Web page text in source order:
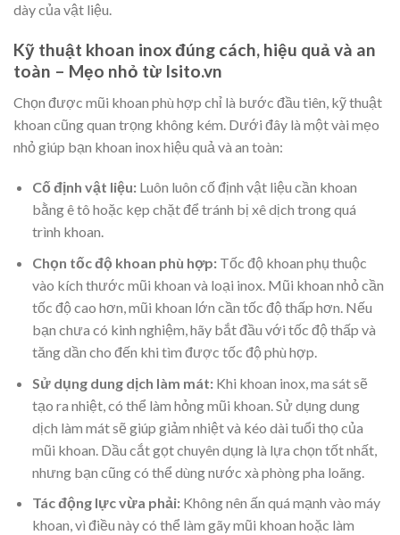
dày của vật liệu.
Kỹ thuật khoan inox đúng cách, hiệu quả và an
toàn – Mẹo nhỏ từ Isito.vn
Chọn được mũi khoan phù hợp chỉ là bước đầu tiên, kỹ thuật
khoan cũng quan trọng không kém. Dưới đây là một vài mẹo
nhỏ giúp bạn khoan inox hiệu quả và an toàn:
Cố định vật liệu:Luôn luôn cố định vật liệu cần khoan
bằng ê tô hoặc kẹp chặt để tránh bị xê dịch trong quá
trình khoan.
Chọn tốc độ khoan phù hợp:Tốc độ khoan phụ thuộc
vào kích thước mũi khoan và loại inox. Mũi khoan nhỏ cần
tốc độ cao hơn, mũi khoan lớn cần tốc độ thấp hơn. Nếu
bạn chưa có kinh nghiệm, hãy bắt đầu với tốc độ thấp và
tăng dần cho đến khi tìm được tốc độ phù hợp.
Sử dụng dung dịch làm mát:Khi khoan inox, ma sát sẽ
tạo ra nhiệt, có thể làm hỏng mũi khoan. Sử dụng dung
dịch làm mát sẽ giúp giảm nhiệt và kéo dài tuổi thọ của
mũi khoan. Dầu cắt gọt chuyên dụng là lựa chọn tốt nhất,
nhưng bạn cũng có thể dùng nước xà phòng pha loãng.
Tác động lực vừa phải:Không nên ấn quá mạnh vào máy
khoan, vì điều này có thể làm gãy mũi khoan hoặc làm